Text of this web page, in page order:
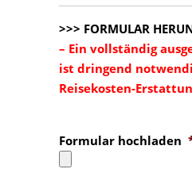
>>> FORMULAR
– Ein vollständig
ist dringend
Reisekosten-
Formular hochladen